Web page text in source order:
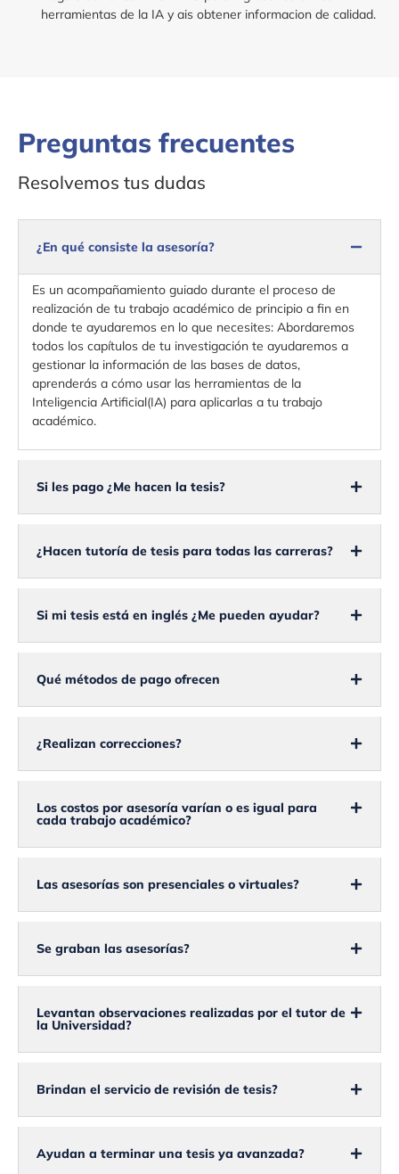
herramientas de la IA y ais obtener informacion de calidad.
Preguntas frecuentes
Resolvemos tus dudas
¿En qué consiste la asesoría?
Es un acompañamiento guiado durante el proceso de
realización de tu trabajo académico de principio a fin en
donde te ayudaremos en lo que necesites: Abordaremos
todos los capítulos de tu investigación te ayudaremos a
gestionar la información de las bases de datos,
aprenderás a cómo usar las herramientas de la
Inteligencia Artificial(IA) para aplicarlas a tu trabajo
académico.
Si les pago ¿Me hacen la tesis?
¿Hacen tutoría de tesis para todas las carreras?
Si mi tesis está en inglés ¿Me pueden ayudar?
Qué métodos de pago ofrecen
¿Realizan correcciones?
Los costos por asesoría varían o es igual para
cada trabajo académico?
Las asesorías son presenciales o virtuales?
Se graban las asesorías?
Levantan observaciones realizadas por el tutor de
la Universidad?
Brindan el servicio de revisión de tesis?
Ayudan a terminar una tesis ya avanzada?